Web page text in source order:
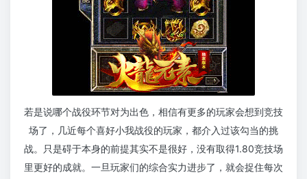
若是说哪个战役环节对为出色，相信有更多的玩家会想到竞技
场了，几近每个喜好小我战役的玩家，都介入过该勾当的挑
战。只是碍于本身的前提其实不是很好，没有取得1.80竞技场
里更好的成就。一旦玩家们的综合实力进步了，就会捉住每次